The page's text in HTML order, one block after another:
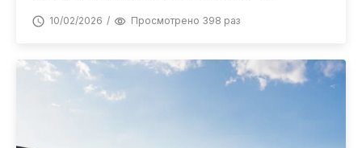
10/02/2026 Просмотрено 398 раз